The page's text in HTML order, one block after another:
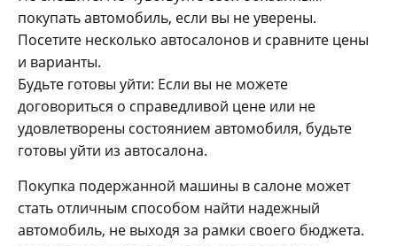
покупать автомобиль, если вы не уверены.
Посетите несколько автосалонов и сравните цены
и варианты.
Будьте готовы уйти: Если вы не можете
договориться о справедливой цене или не
удовлетворены состоянием автомобиля, будьте
готовы уйти из автосалона.
Покупка подержанной машины в салоне может
стать отличным способом найти надежный
автомобиль, не выходя за рамки своего бюджета.